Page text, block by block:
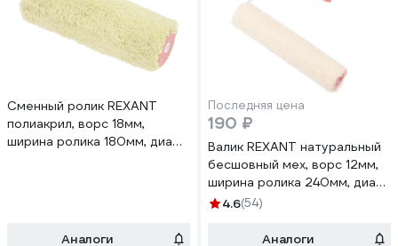
Сменный ролик REXANT
полиакрил, ворс 18мм,
ширина ролика 180мм, диам.
Аналоги
Последняя цена
190 ₽
Валик REXANT натуральный
бесшовный мех, ворс 12мм,
ширина ролика 240мм, диам.
42мм, бюгель 6мм 89-0036
4.6(54)
Аналоги